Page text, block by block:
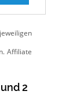
2